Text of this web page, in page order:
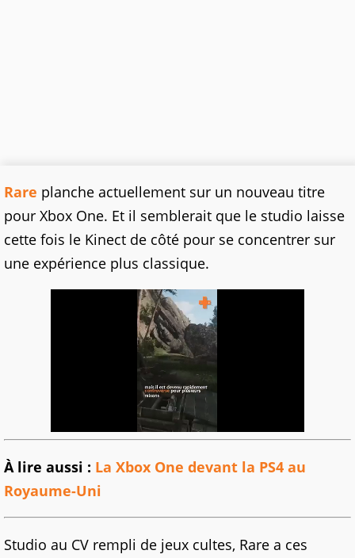
Rare planche actuellement sur un nouveau titre
pour Xbox One. Et il semblerait que le studio laisse
cette fois le Kinect de côté pour se concentrer sur
une expérience plus classique.
À lire aussi : La Xbox One devant la PS4 au
Royaume-Uni
Studio au CV rempli de jeux cultes, Rare a ces